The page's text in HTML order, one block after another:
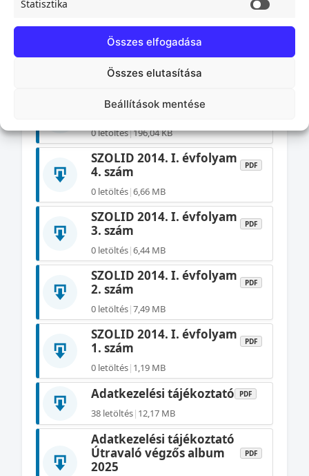
Statisztika
Összes elfogadása
Összes elutasítása
Beállítások mentése
SZOLID 2015. II.
évfolyam 2. szám
0 letöltés|207,10 KB
SZOLID 2015. II.
évfolyam 1. szám
0 letöltés|196,04 KB
SZOLID 2014. I. évfolyam
4. szám
PDF
0 letöltés|6,66 MB
SZOLID 2014. I. évfolyam
3. szám
PDF
0 letöltés|6,44 MB
SZOLID 2014. I. évfolyam
2. szám
PDF
0 letöltés|7,49 MB
SZOLID 2014. I. évfolyam
1. szám
PDF
0 letöltés| 1,19 MB
Adatkezelési tájékoztató PDF
38 letöltés| 12,17 MB
Adatkezelési tájékoztató
Útravaló végzős album
2025
PDF